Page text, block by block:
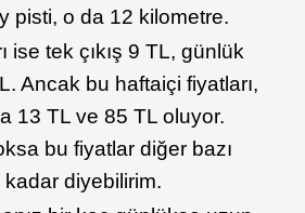
pisti, o da 12 kilometre.
ise tek çıkış 9 TL, günlük
Ancak bu haftaiçi fiyatları,
13 TL ve 85 TL oluyor.
bu fiyatlar diğer bazı
kadar diyebilirim.